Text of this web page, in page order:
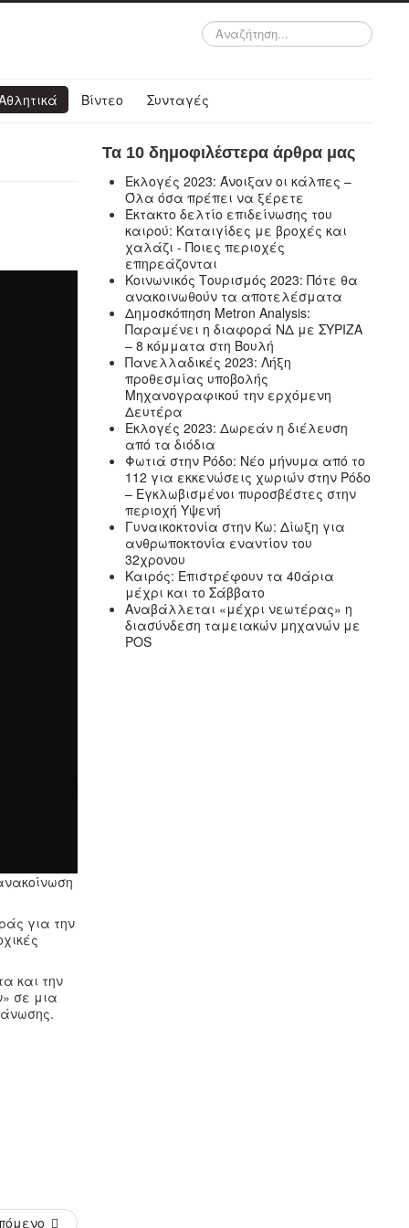
Αναζήτηση...
Βίντεο Συνταγές
για την
και την
σε μια
Τα 10 δημοφιλέστερα άρθρα μας
Εκλογές 2023: Άνοιξαν οι κάλπες –
Όλα όσα πρέπει να ξέρετε
Έκτακτο δελτίο επιδείνωσης του
καιρού: Καταιγίδες με βροχές και
χαλάζι - Ποιες περιοχές
επηρεάζονται
Κοινωνικός Τουρισμός 2023: Πότε θα
ανακοινωθούν τα αποτελέσματα
Δημοσκόπηση Metron Analysis:
Παραμένει η διαφορά ΝΔ με ΣΥΡΙΖΑ
– 8 κόμματα στη Βουλή
Πανελλαδικές 2023: Λήξη
προθεσμίας υποβολής
Μηχανογραφικού την ερχόμενη
Δευτέρα
Εκλογές 2023: Δωρεάν η διέλευση
από τα διόδια
Φωτιά στην Ρόδο: Νέο μήνυμα από το
112 για εκκενώσεις χωριών στην Ρόδο
– Εγκλωβισμένοι πυροσβέστες στην
περιοχή Υψενή
Γυναικοκτονία στην Κω: Δίωξη για
ανθρωποκτονία εναντίον του
32χρονου
Καιρός: Επιστρέφουν τα 40άρια
μέχρι και το Σάββατο
Αναβάλλεται «μέχρι νεωτέρας» η
διασύνδεση ταμειακών μηχανών με
POS